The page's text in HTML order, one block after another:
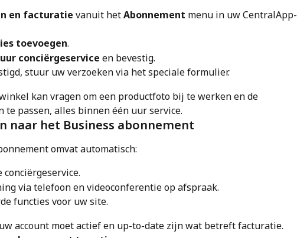
en facturatie vanuit het Abonnement menu in uw CentralApp-
toevoegen.
conciërgeservice en bevestig.
stuur uw verzoeken via het speciale formulier.
kan vragen om een productfoto bij te werken en de
te passen, alles binnen één uur service.
naar het Business abonnement
omvat automatisch:
via telefoon en videoconferentie op afspraak.
functies voor uw site.
uw account moet actief en up-to-date zijn wat betreft facturatie.